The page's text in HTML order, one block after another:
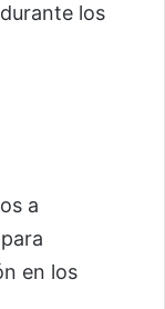
los
a
en los